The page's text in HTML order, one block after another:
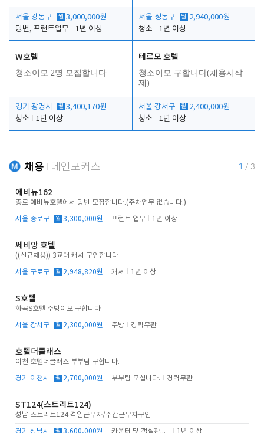
서울 강동구 월 3,000,000원
당번, 프런트업무
1년 이상
서울 성동구 월 2,940,000원
청소
1년 이상
W호텔
청소이모 2명 모집합니다
경기 광명시 월 3,400,170원
청소
1년 이상
테르모 호텔
청소이모 구합니다(채용시삭
제)
서울 강서구 월 2,400,000원
청소
1년 이상
채용 메인포커스 1 / 3
에비뉴162
종로 에비뉴호텔에서 당번 모집합니다.(주차업무 없습니다.)
서울 종로구 월 3,300,000원 프런트 업무 1년 이상
쎄비앙 호텔
((신규채용)) 3교대 캐셔 구인합니다
서울 구로구 월 2,948,820원 캐셔 1년 이상
S호텔
화곡S호텔 주방이모 구합니다
서울 강서구 월 2,300,000원 주방 경력무관
호텔더클래스
이천 호텔더클래스 부부팀 구합니다.
경기 이천시 월 2,700,000원 부부팀 모십니다. 경력무관
ST124(스트리트124)
성남 스트리트124 격일근무자/주간근무자구인
월